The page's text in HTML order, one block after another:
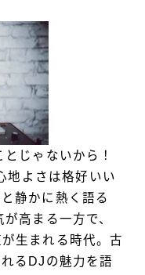
じゃないから！
地よさは格好いい
静かに熱く語る
高まる一方で、
生まれる時代。古
るDJの魅力を語